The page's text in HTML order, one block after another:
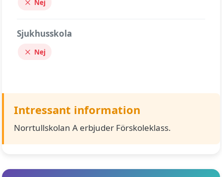
Nej
Sjukhusskola
Nej
Intressant information
Norrtullskolan A erbjuder Förskoleklass.